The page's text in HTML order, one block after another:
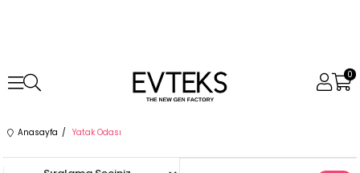
0
Anasayfa Yatak Odası